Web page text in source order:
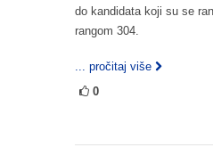
do kandidata koji su se
rangom 304.
... pročitaj više
0